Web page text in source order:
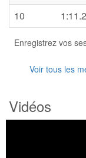
10
Enregistrez vos
Voir tous les
Vidéos